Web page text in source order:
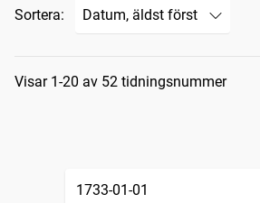
Sortera:
Sökresultat
Visar 1-20 av 52 tidningsnummer
1733-01-01